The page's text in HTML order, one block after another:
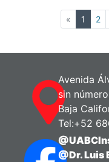
« 1 2
Avenida
sin
Baja
Tel:+52
@Dr. Luis